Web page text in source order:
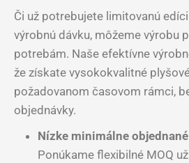
Či už potrebujete limitovanú
výrobnú dávku, môžeme výrobu
potrebám. Naše efektívne
že získate vysokokvalitné
požadovanom časovom rámci,
objednávky.
Nízke minimálne
Ponúkame flexibilné MOQ